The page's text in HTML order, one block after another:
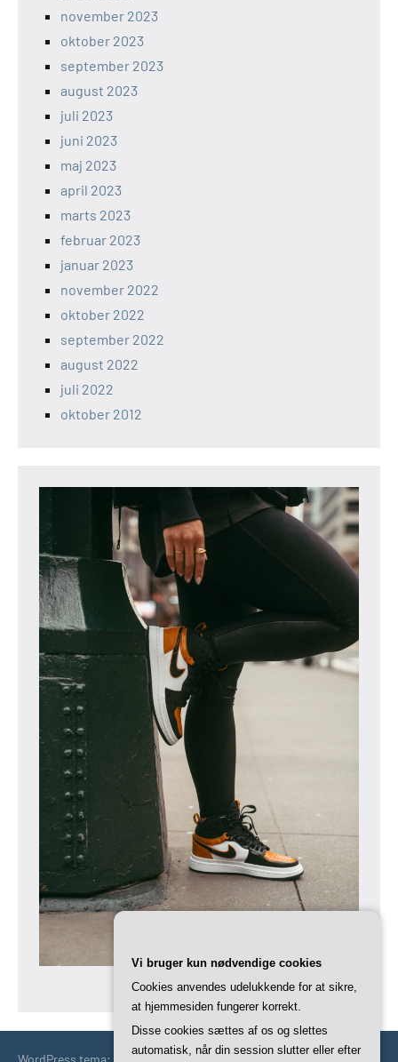
november 2023
oktober 2023
september 2023
august 2023
juli 2023
juni 2023
maj 2023
april 2023
marts 2023
februar 2023
januar 2023
november 2022
oktober 2022
september 2022
august 2022
juli 2022
oktober 2012
Vi bruger kun nødvendige cookies
Cookies anvendes udelukkende for at sikre,
at hjemmesiden fungerer korrekt.
Disse cookies sættes af os og slettes
automatisk, når din session slutter eller efter